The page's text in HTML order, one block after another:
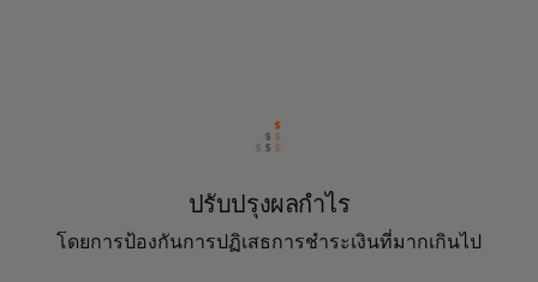
ปรับปรุงผลกำไร
โดยการป้องกันการปฏิเสธการชำระเงินที่มากเกินไป